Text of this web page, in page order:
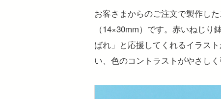
お客さまからのご注文で製作し
（14×30mm）です。赤いねじ
ばれ」と応援してくれるイラス
い、色のコントラストがやさし